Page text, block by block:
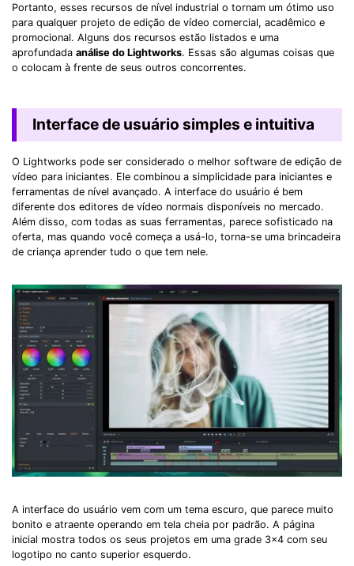
Portanto, esses recursos de nível industrial o tornam um ótimo uso
para qualquer projeto de edição de vídeo comercial, acadêmico e
promocional. Alguns dos recursos estão listados e uma
aprofundada análise do Lightworks. Essas são algumas coisas que
o colocam à frente de seus outros concorrentes.
Interface de usuário simples e intuitiva
O Lightworks pode ser considerado o melhor software de edição de
vídeo para iniciantes. Ele combinou a simplicidade para iniciantes e
ferramentas de nível avançado. A interface do usuário é bem
diferente dos editores de vídeo normais disponíveis no mercado.
Além disso, com todas as suas ferramentas, parece sofisticado na
oferta, mas quando você começa a usá-lo, torna-se uma brincadeira
de criança aprender tudo o que tem nele.
A interface do usuário vem com um tema escuro, que parece muito
bonito e atraente operando em tela cheia por padrão. A página
inicial mostra todos os seus projetos em uma grade 3x4 com seu
logotipo no canto superior esquerdo.